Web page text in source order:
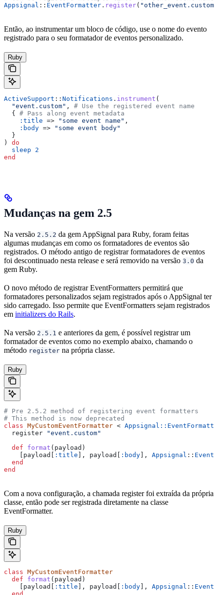
Appsignal :: EventFormatter . register( "other_event.custom"
Então, ao instrumentar um bloco de código, use o nome do evento
registrado para o seu formatador de eventos personalizado.
Ruby
ActiveSupport :: Notifications . instrument (
  "event.custom"
, # Use the registered event name
  {
# Pass along event metadata
    :title
=> "some event name" ,
    :body
=>
"some event body"
  }
) do
  sleep
2
end
Mudanças na gem 2.5
Na versão 2.5.2 da gem AppSignal para Ruby, foram feitas
algumas mudanças em como os formatadores de eventos são
registrados. O método antigo de registrar formatadores de eventos
foi descontinuado nesta release e será removido na versão 3.0 da
gem Ruby.
O novo método de registrar EventFormatters permitirá que
formatadores personalizados sejam registrados após o AppSignal ter
sido carregado. Isso permite que EventFormatters sejam registrados
em initializers do Rails.
Na versão 2.5.1 e anteriores da gem, é possível registrar um
formatador de eventos como no exemplo abaixo, chamando o
método register na própria classe.
Ruby
# Pre 2.5.2 method of registering event formatters
# This method is now deprecated
class MyCustomEventFormatter <
  register
"event.custom"
  def
format ( payload )
    [payload[
:title ], payload[ :body ], Appsignal ::
  end
end
Com a nova configuração, a chamada register foi extraída da própria
classe, então pode ser registrada diretamente na classe
EventFormatter.
Ruby
class MyCustomEventFormatter
  def
format ( payload )
    [payload[
:title ], payload[ :body ], Appsignal ::